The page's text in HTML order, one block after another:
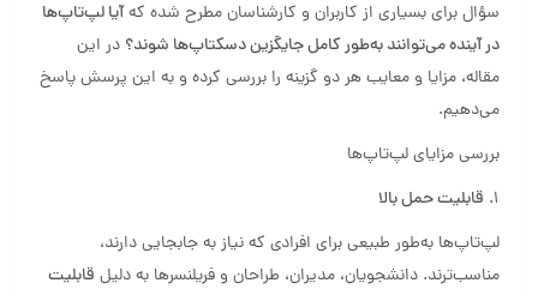
سؤال برای بسیاری از کاربران و کارشناسان مطرح شده کهآیا لپ‌تاپ‌ها
در آینده می‌توانند به‌طور کامل جایگزین دسکتاپ‌ها شوند؟ در این
مقاله، مزایا و معایب هر دو گزینه را بررسی کرده و به این پرسش پاسخ
می‌دهیم.
بررسی مزایای لپ‌تاپ‌ها
1. قابلیت حمل بالا
لپ‌تاپ‌ها به‌طور طبیعی برای افرادی که نیاز به جابجایی دارند،
مناسب‌ترند. دانشجویان، مدیران، طراحان و فریلنسرها به دلیل قابلیت